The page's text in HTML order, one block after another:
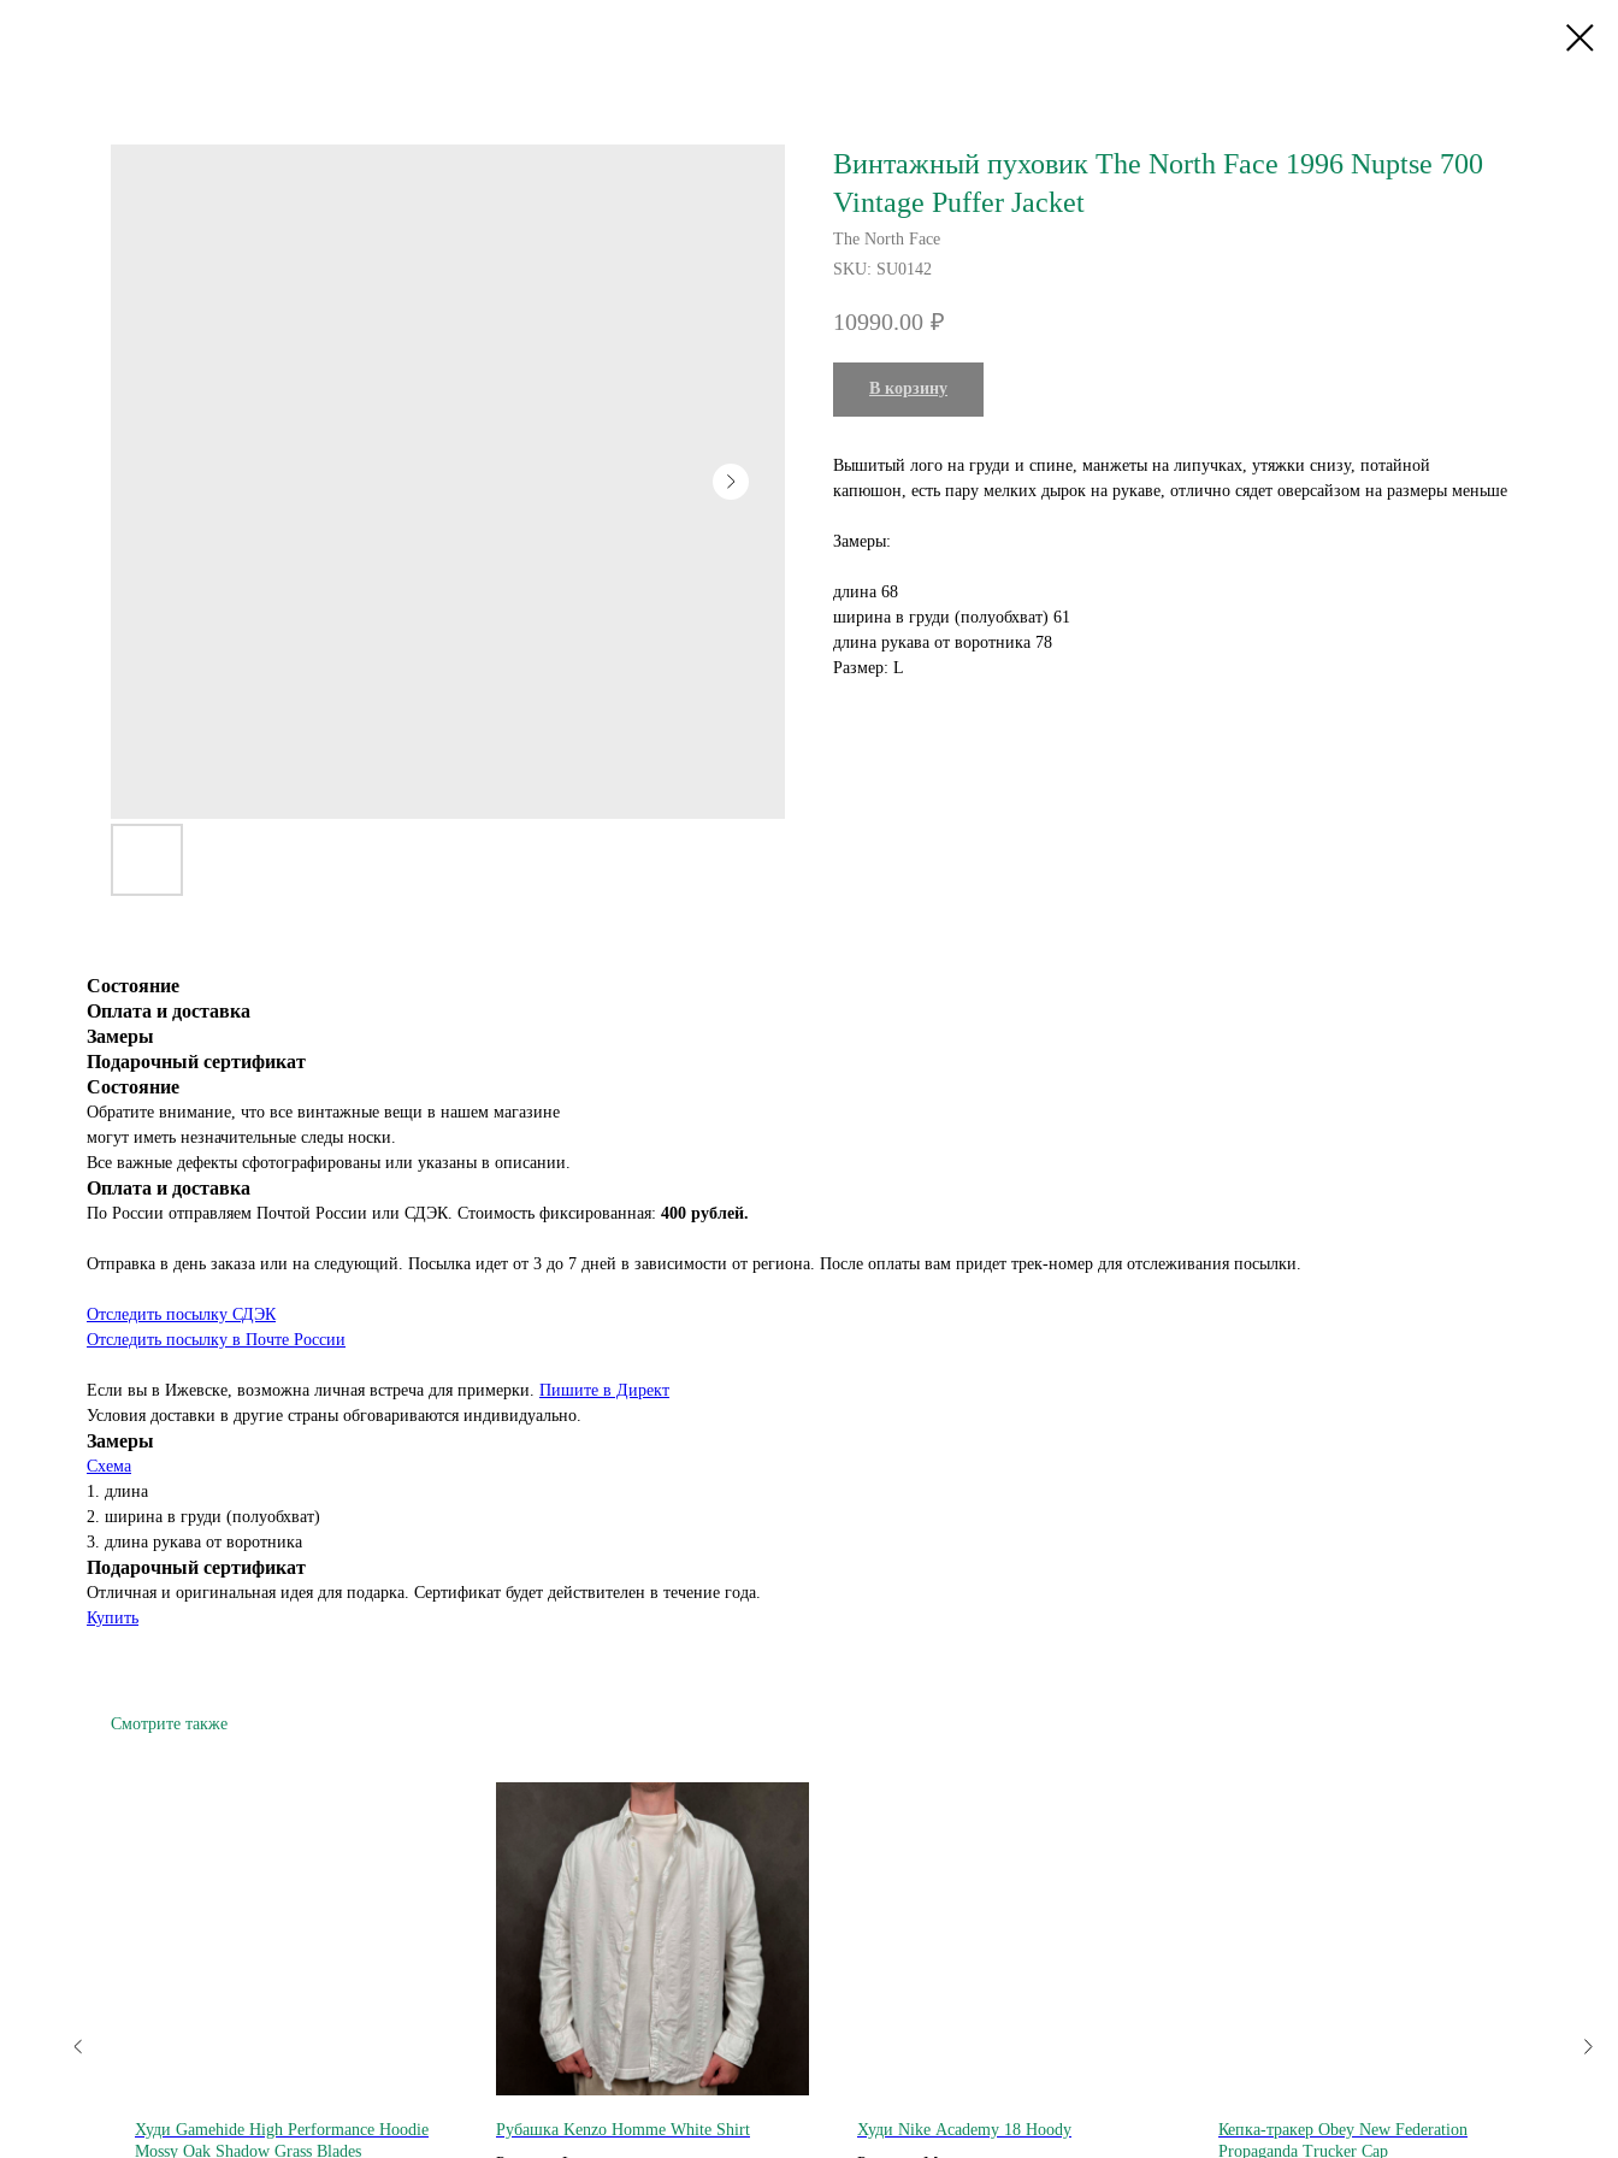
Винтажный пуховик The North Face 1996 Nuptse 700
Vintage Puffer Jacket
The North Face
SKU: SU0142
10990.00 ₽
В корзину
Вышитый лого на груди и спине, манжеты на липучках, утяжки снизу, потайной
капюшон, есть пару мелких дырок на рукаве, отлично сядет оверсайзом на размеры меньше
Замеры:
длина 68
ширина в груди (полуобхват) 61
длина рукава от воротника 78
Размер: L
Состояние
Оплата и доставка
Замеры
Подарочный сертификат
Состояние
Обратите внимание, что все винтажные вещи в нашем магазине
могут иметь незначительные следы носки.
Все важные дефекты сфотографированы или указаны в описании.
Оплата и доставка
По России отправляем Почтой России или СДЭК. Стоимость фиксированная: 400 рублей.
Отправка в день заказа или на следующий. Посылка идет от 3 до 7 дней в зависимости от региона. После оплаты вам придет трек-номер для отслеживания посылки.
Отследить посылку СДЭК
Отследить посылку в Почте России
Если вы в Ижевске, возможна личная встреча для примерки. Пишите в Директ
Условия доставки в другие страны обговариваются индивидуально.
Замеры
Схема
1. длина
2. ширина в груди (полуобхват)
3. длина рукава от воротника
Подарочный сертификат
Отличная и оригинальная идея для подарка. Сертификат будет действителен в течение года.
Купить
Смотрите также
Худи Gamehide High Performance Hoodie
Mossy Oak Shadow Grass Blades
Рубашка Kenzo Homme White Shirt
Худи Nike Academy 18 Hoody
Кепка-тракер Obey New Federation
Propaganda Trucker Cap